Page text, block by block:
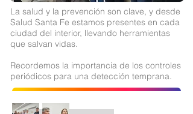
La salud y la prevención son clave, y desde
Salud Santa Fe estamos presentes en cada
ciudad del interior, llevando herramientas
que salvan vidas.
Recordemos la importancia de los controles
periódicos para una detección temprana.